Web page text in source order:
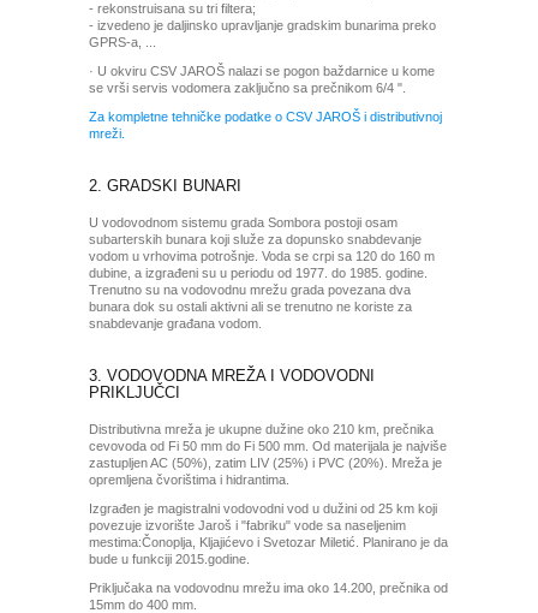
- rekonstruisana su tri filtera;
- izvedeno je daljinsko upravljanje gradskim bunarima preko
GPRS-a, ...
· U okviru CSV JAROŠ nalazi se pogon baždarnice u kome
se vrši servis vodomera zaključno sa prečnikom 6/4 ".
Za kompletne tehničke podatke o CSV JAROŠ i distributivnoj
mreži.
2. GRADSKI BUNARI
U vodovodnom sistemu grada Sombora postoji osam
subarterskih bunara koji služe za dopunsko snabdevanje
vodom u vrhovima potrošnje. Voda se crpi sa 120 do 160 m
dubine, a izgrađeni su u periodu od 1977. do 1985. godine.
Trenutno su na vodovodnu mrežu grada povezana dva
bunara dok su ostali aktivni ali se trenutno ne koriste za
snabdevanje građana vodom.
3. VODOVODNA MREŽA I VODOVODNI
PRIKLJUČCI
Distributivna mreža je ukupne dužine oko 210 km, prečnika
cevovoda od Fi 50 mm do Fi 500 mm. Od materijala je najviše
zastupljen AC (50%), zatim LIV (25%) i PVC (20%). Mreža je
opremljena čvorištima i hidrantima.
Izgrađen je magistralni vodovodni vod u dužini od 25 km koji
povezuje izvorište Jaroš i "fabriku" vode sa naseljenim
mestima:Čonoplja, Kljajićevo i Svetozar Miletić. Planirano je da
bude u funkciji 2015.godine.
Priključaka na vodovodnu mrežu ima oko 14.200, prečnika od
15mm do 400 mm.